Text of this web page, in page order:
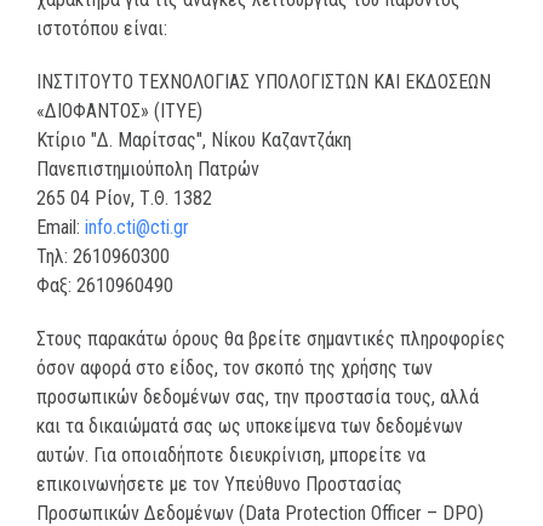
ιστοτόπου είναι:
ΙΝΣΤΙΤΟΥΤΟ ΤΕΧΝΟΛΟΓΙΑΣ ΥΠΟΛΟΓΙΣΤΩΝ ΚΑΙ ΕΚΔΟΣΕΩΝ
«ΔΙΟΦΑΝΤΟΣ» (ΙΤΥΕ)
Κτίριο "Δ. Μαρίτσας", Νίκου Καζαντζάκη
Πανεπιστημιούπολη Πατρών
265 04 Ρίον, Τ.Θ. 1382
Email: info.cti@cti.gr
Τηλ: 2610960300
Φαξ: 2610960490
Στους παρακάτω όρους θα βρείτε σημαντικές πληροφορίες
όσον αφορά στο είδος, τον σκοπό της χρήσης των
προσωπικών δεδομένων σας, την προστασία τους, αλλά
και τα δικαιώματά σας ως υποκείμενα των δεδομένων
αυτών. Για οποιαδήποτε διευκρίνιση, μπορείτε να
επικοινωνήσετε με τον Υπεύθυνο Προστασίας
Προσωπικών Δεδομένων (Data Protection Officer – DPO)